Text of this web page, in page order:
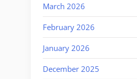
March 2026
February 2026
January 2026
December 2025